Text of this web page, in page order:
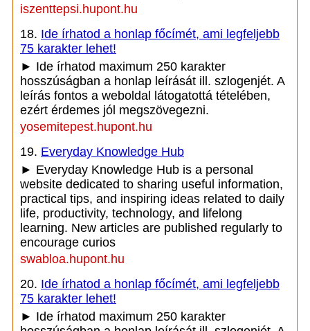
iszenttepsi.hupont.hu
18. Ide írhatod a honlap főcímét, ami legfeljebb
75 karakter lehet!
► Ide írhatod maximum 250 karakter
hosszúságban a honlap leírását ill. szlogenjét. A
leírás fontos a weboldal látogatottá tételében,
ezért érdemes jól megszövegezni.
yosemitepest.hupont.hu
19. Everyday Knowledge Hub
► Everyday Knowledge Hub is a personal
website dedicated to sharing useful information,
practical tips, and inspiring ideas related to daily
life, productivity, technology, and lifelong
learning. New articles are published regularly to
encourage curios
swabloa.hupont.hu
20. Ide írhatod a honlap főcímét, ami legfeljebb
75 karakter lehet!
► Ide írhatod maximum 250 karakter